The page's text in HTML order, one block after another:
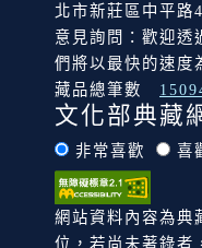
北市新莊區中平路
意見詢問：歡迎透
們將以最快的速度
藏品總筆數
文化部典藏
非常喜歡 喜
網站資料內容為典
位，若尚未著錄者